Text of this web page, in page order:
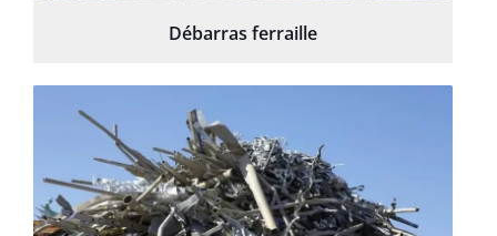
Débarras ferraille